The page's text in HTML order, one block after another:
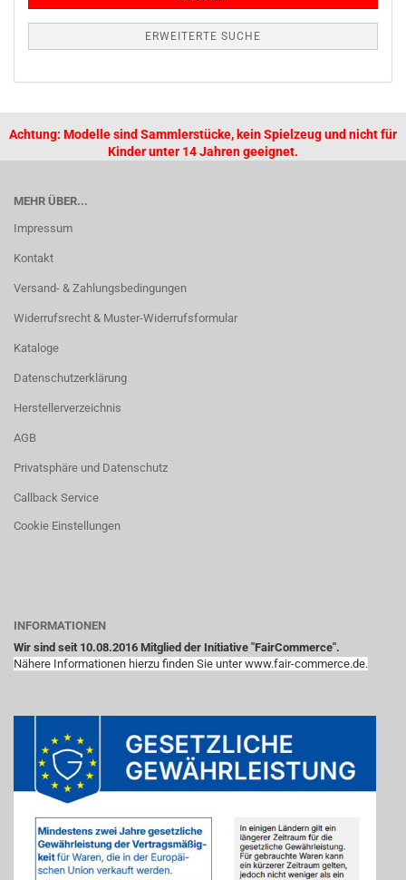
ERWEITERTE SUCHE
Achtung: Modelle sind Sammlerstücke, kein Spielzeug und nicht für
Kinder unter 14 Jahren geeignet.
MEHR ÜBER...
Impressum
Kontakt
Versand- & Zahlungsbedingungen
Widerrufsrecht & Muster-Widerrufsformular
Kataloge
Datenschutzerklärung
Herstellerverzeichnis
AGB
Privatsphäre und Datenschutz
Callback Service
Cookie Einstellungen
INFORMATIONEN
Wir sind seit 10.08.2016 Mitglied der Initiative "FairCommerce".
Nähere Informationen hierzu finden Sie unter www.fair-commerce.de.